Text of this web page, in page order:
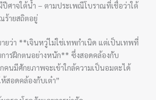
ศาจใต้น้ำ – ตามประเพณีโบราณที่เชื่อว่าใต้
ายสถิตอยู่
ยว่า **เจินหวู่ไม่ใช่เทพกำเนิด แต่เป็นเทพที่
การฝึกตนอย่างหนัก** ซึ่งสอดคล้องกับ
คนมีศักยภาพจะเข้าใกล้ความเป็นอมตะได้
ห้สอดคล้องกับเต๋า”